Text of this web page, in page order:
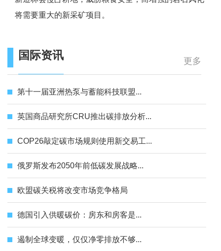
将需要重大的新采矿项目。
国际资讯 更多
第十一届亚洲热泵与蓄能科技联盟...
英国商品研究所CRU推出碳排放分析...
COP26敲定碳市场规则使用新交易工...
俄罗斯发布2050年前低碳发展战略...
欧盟碳关税将改变市场竞争格局
德国引入供暖碳价：房东和房客是...
遏制全球变暖，仅仅净零排放不够...